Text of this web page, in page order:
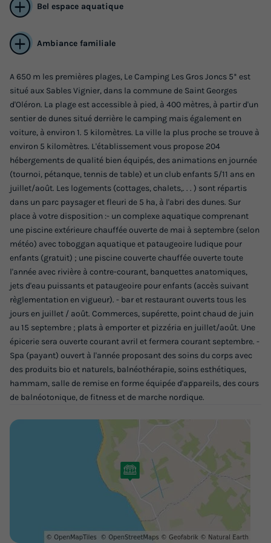
MOBILHOME 4 personnes - ALCEA - TV
Annulation gratuite
Surface
30m²
Adultes
4
Chambres
2
Salle de bain
1
Cafetière Congélateur
+ 4
MOBILHOME 4 personnes - ALCEA - TV
du19/09/2026 au 26/09/2026
Meilleur prix pour 7 nuits
Modifier les dates
380 €
289 €
Prix de comparaison
-23%
d'économie
Voir les logements
MOBILHOME 4 personnes - ALCEA
Adultes Enfants Salle de bain
Bel espace aquatique
Ambiance familiale
A 650 m les premières plages, Le Camping Les Gros Joncs 5* est
situé aux Sables Vignier, dans la commune de Saint Georges
d'Oléron. La plage est accessible à pied, à 400 mètres, à partir d'un
sentier de dunes situé derrière le camping mais également en
voiture, à environ 1. 5 kilomètres. La ville la plus proche se trouve à
environ 5 kilomètres. L'établissement vous propose 204
hébergements de qualité bien équipés, des animations en journée
(tournoi, pétanque, tennis de table) et un club enfants 5/11 ans en
juillet/août. Les logements (cottages, chalets,. . . ) sont répartis
dans un parc paysager et fleuri de 5 ha, à l'abri des dunes. Sur
place à votre disposition :- un complexe aquatique comprenant
une piscine extérieure chauffée ouverte de mai à septembre (selon
météo) avec toboggan aquatique et pataugeoire ludique pour
enfants (gratuit) ; une piscine couverte chauffée ouverte toute
l'année avec rivière à contre-courant, banquettes anatomiques,
jets d'eau puissants et pataugeoire pour enfants (accès suivant
règlementation en vigueur). - bar et restaurant ouverts tous les
jours en juillet / août. Commerces, supérette, point chaud de juin
au 15 septembre ; plats à emporter et pizzéria en juillet/août. Une
épicerie sera ouverte courant avril et fermera courant septembre. -
Spa (payant) ouvert à l'année proposant des soins du corps avec
des produits bio et naturels, balnéothérapie, soins esthétiques,
hammam, salle de remise en forme équipée d'appareils, des cours
de balnéotonique, de fitness et de marche nordique.